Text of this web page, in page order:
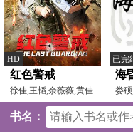
HD
红色警戒
徐佳,王韬,余薇薇,黄佳
军,于杪鑫,白海龙,王
已完
海
娄
明,
书名：